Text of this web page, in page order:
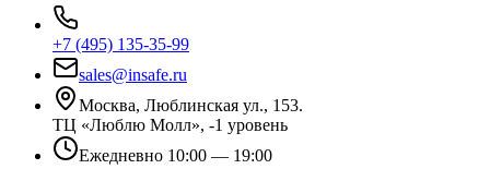
+7 (495) 135-35-99
sales@insafe.ru
Москва, Люблинская ул., 153.
ТЦ «Люблю Молл», -1 уровень
Ежедневно 10:00 — 19:00